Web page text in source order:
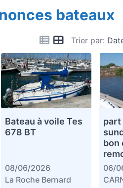
bateaux
Trier par:
Bateau à voile Tes
678 BT
08/06/2026
La Roche Bernard
part
bon
06/